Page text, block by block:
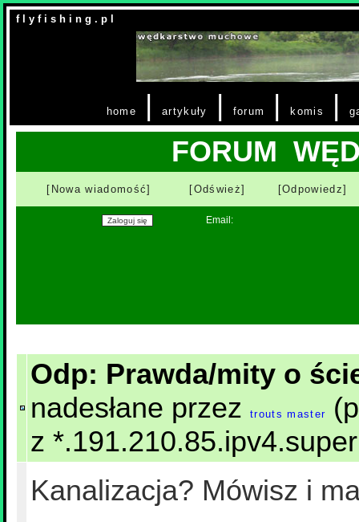
f l y f i s h i n g . p l
home |artykuły | forum |komis |
FORUM
[Nowa wiadomość] [Odśwież] [Odpowiedz]
Email:
Odp: Prawda/mity o
nadesłane przez
trouts master
z
Kanalizacja? Mówisz i